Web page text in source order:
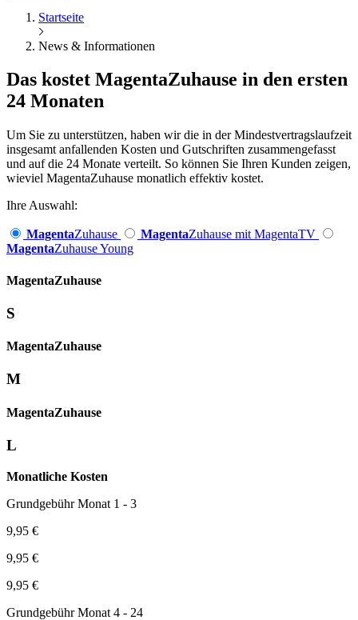
Startseite
News & Informationen
Das kostet MagentaZuhause in den ersten
24 Monaten
Um Sie zu unterstützen, haben wir die in der Mindestvertragslaufzeit
insgesamt anfallenden Kosten und Gutschriften zusammengefasst
und auf die 24 Monate verteilt. So können Sie Ihren Kunden zeigen,
wieviel MagentaZuhause monatlich effektiv kostet.
Ihre Auswahl:
MagentaZuhause MagentaZuhause mit MagentaTV
MagentaZuhause Young
Magenta­Zuhause
S
Magenta­Zuhause
M
Magenta­Zuhause
L
Monatliche Kosten
Grundgebühr Monat 1 - 3
9,95 €
9,95 €
9,95 €
Grundgebühr Monat 4 - 24